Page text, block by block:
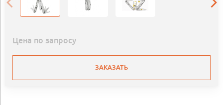
Цена по запросу
ЗАКАЗАТЬ